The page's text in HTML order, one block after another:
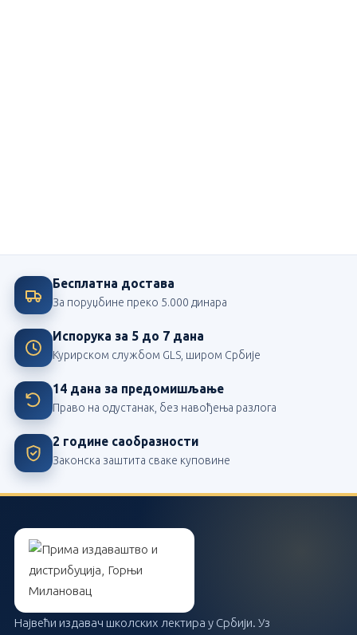
Бесплатна достава
За поруџбине преко 5.000 динара
Испорука за 5 до 7 дана
Курирском службом GLS, широм Србије
14 дана за предомишљање
Право на одустанак, без навођења разлога
2 године саобразности
Законска заштита сваке куповине
Највећи издавач школских лектира у Србији. Уз